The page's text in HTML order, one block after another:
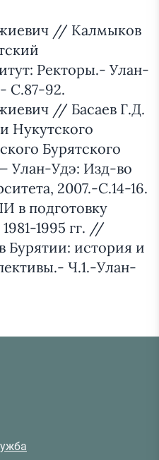
// Калмыков
Ректоры.- Улан-
С.87-92.
// Басаев Г.Д.
Нукутского
Бурятского
Улан-Удэ: Изд-во
2007.-С.14-16.
в подготовку
1995 гг. //
Бурятии: история и
Ч.1.-Улан-